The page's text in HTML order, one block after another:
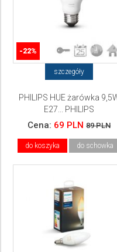
-22%
szczegóły
PHILIPS HUE żarówka
E27... PHILIPS
Cena: 69 PLN 89 PLN
do koszyka do schowka